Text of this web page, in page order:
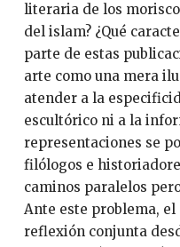
literaria de los
del islam? ¿Qué
parte de estas
arte como una mera
atender a la
escultórico ni a la
representaciones se
filólogos e
caminos paralelos
Ante este problema,
reflexión conjunta